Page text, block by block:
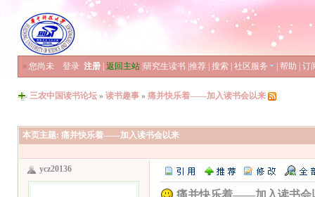
» 您尚未 登录 注册 返回主站 研究生读书 推荐 搜索 社区服务 帮助 订
三农中国读书论坛 » 读书趣事 » 痛并快乐着——加入读书会以来
本页主题: 痛并快乐着——加入读书会以来
ycz20136
痛并快乐着——加入读书会